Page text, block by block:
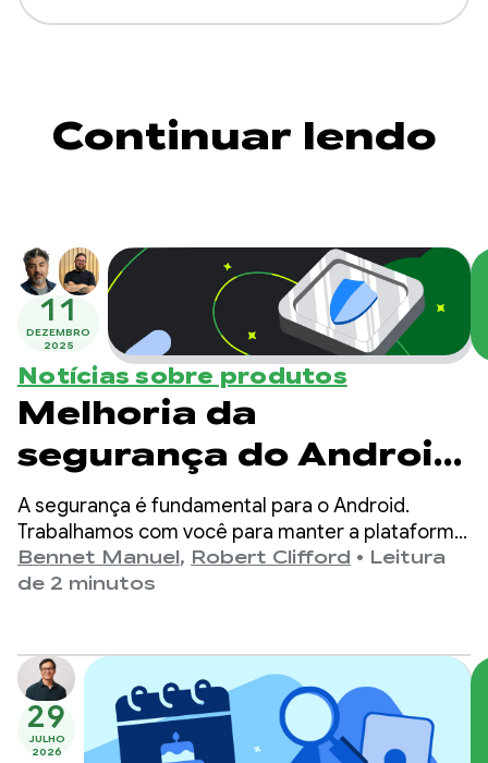
Continuar lendo
11
DEZEMBRO
2025
Notícias sobre produtos
Melhoria da
segurança do Android:
impeça que malwares
espionem os dados do
seu app
A segurança é fundamental para o Android.
Trabalhamos com você para manter a plataforma
segura e proteger os dados do usuário,
oferecendo ferramentas e recursos de
Bennet Manuel, Robert Clifford • Leitura
de 2 minutos
29
JULHO
2026